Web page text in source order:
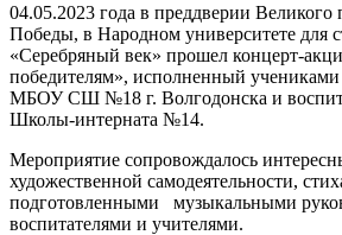
04.05.2023 года в преддверии Великого
Победы, в Народном университете для
«Серебряный век» прошел концерт-
победителям», исполненный учениками
МБОУ СШ №18 г. Волгодонска и
Школы-интерната №14.
Мероприятие сопровождалось
художественной самодеятельности,
подготовленными музыкальными
воспитателями и учителями.